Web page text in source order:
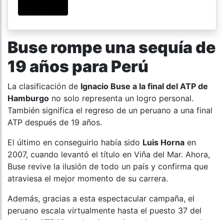
Buse rompe una sequía de
19 años para Perú
La clasificación de Ignacio Buse a la final del ATP de
Hamburgo no solo representa un logro personal.
También significa el regreso de un peruano a una final
ATP después de 19 años.
El último en conseguirlo había sido Luis Horna en
2007, cuando levantó el título en Viña del Mar. Ahora,
Buse revive la ilusión de todo un país y confirma que
atraviesa el mejor momento de su carrera.
Además, gracias a esta espectacular campaña, el
peruano escala virtualmente hasta el puesto 37 del